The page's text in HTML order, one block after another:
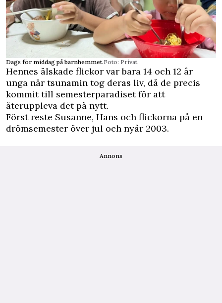
Dags för middag på barnhemmet.Foto: Privat
Hennes älskade flickor var bara 14 och 12 år
unga när tsunamin tog deras liv, då de precis
kommit till semesterparadiset för att
återuppleva det på nytt.
Först reste Susanne, Hans och flickorna på en
drömsemester över jul och nyår 2003.
Annons